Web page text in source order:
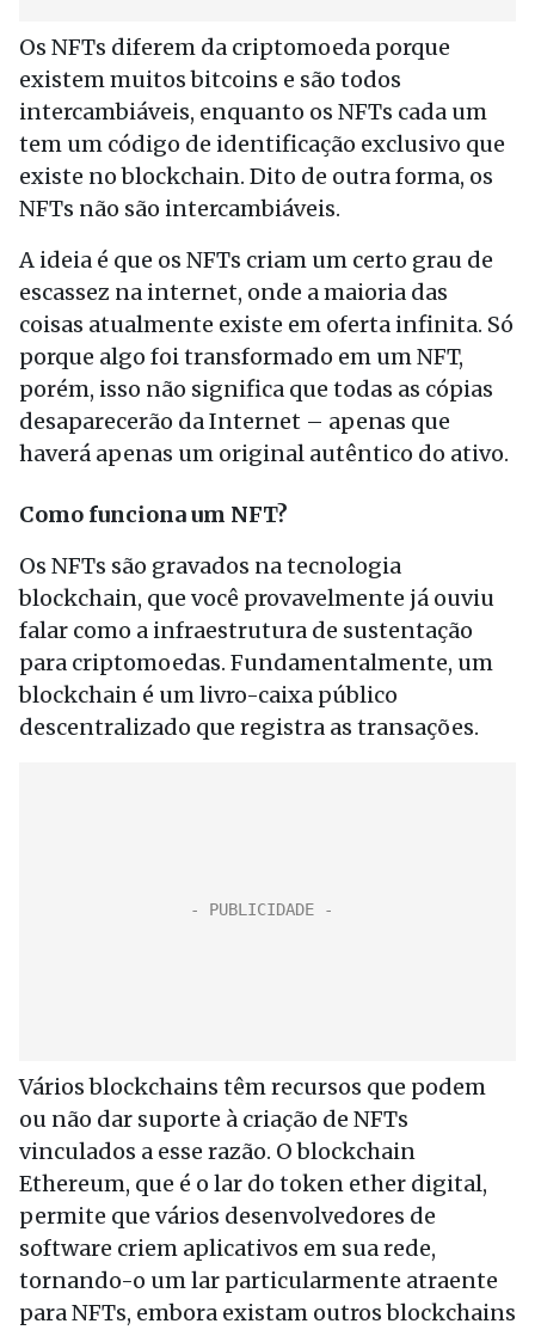
Os NFTs diferem da criptomoeda porque
existem muitos bitcoins e são todos
intercambiáveis, enquanto os NFTs cada um
tem um código de identificação exclusivo que
existe no blockchain. Dito de outra forma, os
NFTs não são intercambiáveis.
A ideia é que os NFTs criam um certo grau de
escassez na internet, onde a maioria das
coisas atualmente existe em oferta infinita. Só
porque algo foi transformado em um NFT,
porém, isso não significa que todas as cópias
desaparecerão da Internet – apenas que
haverá apenas um original autêntico do ativo.
Como funciona um NFT?
Os NFTs são gravados na tecnologia
blockchain, que você provavelmente já ouviu
falar como a infraestrutura de sustentação
para criptomoedas. Fundamentalmente, um
blockchain é um livro-caixa público
descentralizado que registra as transações.
Vários blockchains têm recursos que podem
ou não dar suporte à criação de NFTs
vinculados a esse razão. O blockchain
Ethereum, que é o lar do token ether digital,
permite que vários desenvolvedores de
software criem aplicativos em sua rede,
tornando-o um lar particularmente atraente
para NFTs, embora existam outros blockchains